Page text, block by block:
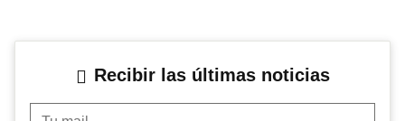
Recibir las últimas noticias
Tu mail